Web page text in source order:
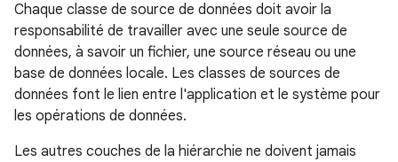
Chaque classe de source de données doit avoir la
responsabilité de travailler avec une seule source de
données, à savoir un fichier, une source réseau ou une
base de données locale. Les classes de sources de
données font le lien entre l'application et le système pour
les opérations de données.
Les autres couches de la hiérarchie ne doivent jamais